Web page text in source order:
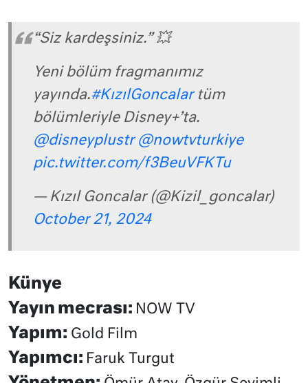
“Siz kardeşsiniz.” 💥
Yeni bölüm fragmanımız
yayında.#KızılGoncalartüm
bölümleriyle Disney+’ta.
@disneyplustr @nowtvturkiye
pic.twitter.com/f3BeuVFKTu
— Kızıl Goncalar (@Kizil_goncalar)
October 21, 2024
Künye
Yayın mecrası: NOW TV
Yapım: Gold Film
Yapımcı: Faruk Turgut